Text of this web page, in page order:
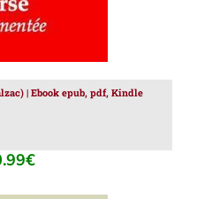
| Ebook epub, pdf, Kindle
€